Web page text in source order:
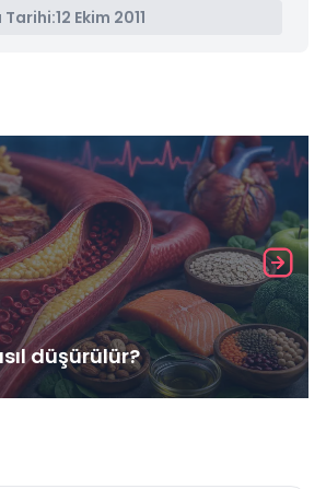
Tarihi:12 Ekim 2011
düşürülür?